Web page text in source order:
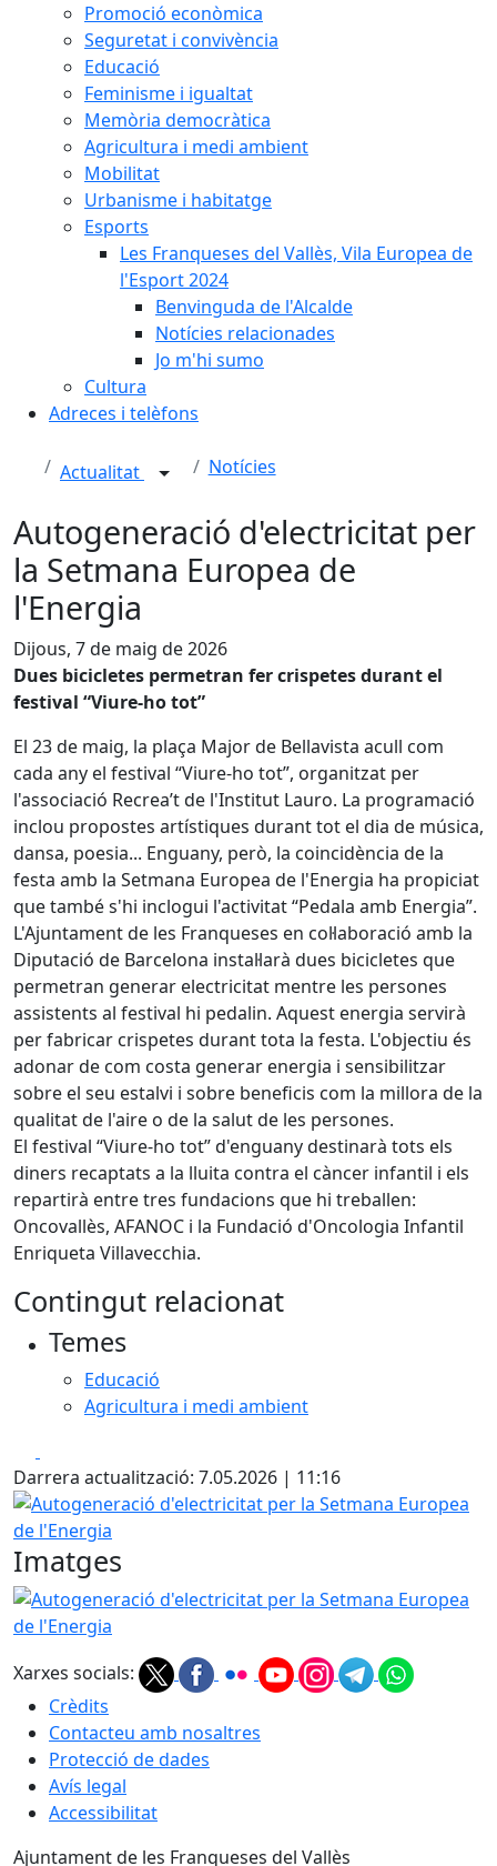
Promoció econòmica
Seguretat i convivència
Educació
Feminisme i igualtat
Memòria democràtica
Agricultura i medi ambient
Mobilitat
Urbanisme i habitatge
Esports
Les Franqueses del Vallès, Vila Europea de
l'Esport 2024
Benvinguda de l'Alcalde
Notícies relacionades
Jo m'hi sumo
Cultura
Adreces i telèfons
Actualitat Notícies
Autogeneració d'electricitat per
la Setmana Europea de
l'Energia
Dijous, 7 de maig de 2026
Dues bicicletes permetran fer crispetes durant el
festival “Viure-ho tot”
El 23 de maig, la plaça Major de Bellavista acull com
cada any el festival “Viure-ho tot”, organitzat per
l'associació Recrea’t de l'Institut Lauro. La programació
inclou propostes artístiques durant tot el dia de música,
dansa, poesia... Enguany, però, la coincidència de la
festa amb la Setmana Europea de l'Energia ha propiciat
que també s'hi inclogui l'activitat “Pedala amb Energia”.
L'Ajuntament de les Franqueses en col·laboració amb la
Diputació de Barcelona instal·larà dues bicicletes que
permetran generar electricitat mentre les persones
assistents al festival hi pedalin. Aquest energia servirà
per fabricar crispetes durant tota la festa. L'objectiu és
adonar de com costa generar energia i sensibilitzar
sobre el seu estalvi i sobre beneficis com la millora de la
qualitat de l'aire o de la salut de les persones.
El festival “Viure-ho tot” d'enguany destinarà tots els
diners recaptats a la lluita contra el càncer infantil i els
repartirà entre tres fundacions que hi treballen:
Oncovallès, AFANOC i la Fundació d'Oncologia Infantil
Enriqueta Villavecchia.
Contingut relacionat
Temes
Educació
Agricultura i medi ambient
Darrera actualització: 7.05.2026 | 11:16
Autogeneració d'electricitat per la Setmana Europea de
Imatges
Autogeneració d'electricitat per la Setmana Europea de
Xarxes socials:
Crèdits
Contacteu amb nosaltres
Protecció de dades
Avís legal
Accessibilitat
Ajuntament de les Franqueses del Vallès